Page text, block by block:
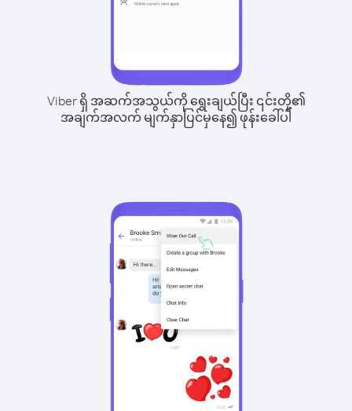
Viber ရှိ အဆက်အသွယ်ကို ရွေးချယ်ပြီး ၎င်းတို့၏
အချက်အလက် မျက်နှာပြင်မှနေ၍ ဖုန်းခေါ်ပါ